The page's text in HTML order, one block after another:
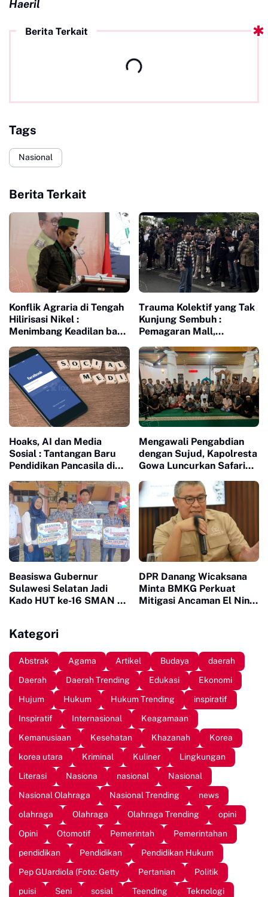
Haeril
Berita Terkait
Tags
Nasional
Berita Terkait
Konflik Agraria di Tengah
Hilirisasi Nikel :
Menimbang Keadilan bagi
Strategis Nasional PT
Indonesia Huali Industry
Park
Trauma Kolektif yang Tak
Kunjung Sembuh :
Pemagaran Mall,
dan Memori Kelam 1998
Hoaks, AI dan Media
Sosial : Tantangan Baru
Pendidikan Pancasila di
Mengawali Pengabdian
dengan Sujud, Kapolresta
Gowa Luncurkan Safari
Qur'an di Masjid Tua
Beasiswa Gubernur
Sulawesi Selatan Jadi
Kado HUT ke-16 SMAN 10
DPR Danang Wicaksana
Minta BMKG Perkuat
Mitigasi Ancaman El Nino
Kategori
Abstrak Agama Artikel Budaya
daerah
Daerah
Daerah Trending Edukasi
Ekonomi
Hujum
Hukum Hukum Trending
inspiratif
Inspiratif
Internasional
Keagamaan
Kemanusiaan
Kesehatan Khazanah
Korea
korea utara
Kriminal Kuliner
Lingkungan
Literasi
Nasiona nasional
Nasional
Nasional Olahraga
Nasional Trending
news
olahraga
Olahraga Olahraga Trending
opini
Opini
Otomotif Pemerintah
Pemerintahan
pendidikan
Pendidikan
Pendidikan Hukum
Pep GUardiola (Foto: Getty
Pertanian
Politik
puisi
Seni sosial Teending
Teknologi